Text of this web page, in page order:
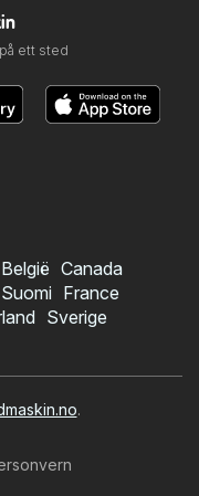
ett sted
België Canada
Suomi France
Sverige
.